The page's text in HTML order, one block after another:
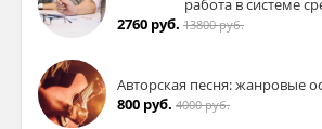
2760 руб. 13800 руб.
Авторская песня: жанровые
800 руб. 4000 руб.